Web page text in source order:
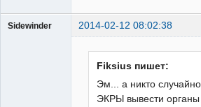
Sidewinder 2014-02-12 08:02:38
Fiksius пишет:
Эм... а никто
ЭКРЫ вывести органы